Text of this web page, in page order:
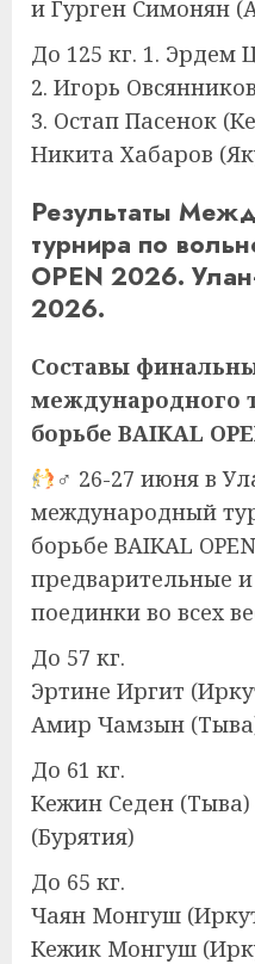
и Гурген Симонян
До 125 кг. 1. Эрдем
2. Игорь
3. Остап Пасенок
Никита Хабаров
Результаты
турнира по
OPEN 2026.
2026.
Составы
международного
борьбе BAIKAL
‍♂ 26-27 июня в
международный
борьбе BAIKAL
предварительные
поединки во всех
До 57 кг.
Эртине Иргит
Амир Чамзын
До 61 кг.
Кежин Седен
(Бурятия)
До 65 кг.
Чаян Монгуш
Кежик Монгуш